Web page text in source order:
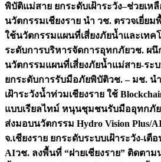
พิบัติแม่สาย ยกระดับเฝ้าระวัง–ช่วยเห
นวัตกรรมเชียงราย นำ วช. ตรวจเยี่ย
ใช้นวัตกรรมแผนที่เสี่ยงภัยน้ำและเท
ระดับการบริหารจัดการอุทกภัยวช. ผนึ
นวัตกรรมแผนที่เสี่ยงภัยน้ำแม่สาย-ระ
ยกระดับการรับมือภัยพิบัติวช. – มช. น
เฝ้าระวังน้ำท่วมเชียงราย ใช้
แบบเรียลไทม์ หนุนชุมชนรับมืออุทกภั
ส่งมอบนวัตกรรม Hydro Vision Plus/
จ.เชียงราย ยกระดับระบบเฝ้าระวัง-เ
AIวช. ลงพื้นที่ “ฝายเชียงราย” ติดตา